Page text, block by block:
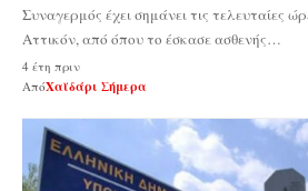
Συναγερμός έχει σημάνει τις τελευταίες
Αττικόν, από όπου το έσκασε ασθενής…
4 έτη πριν
ΑπόΧαϊδάρι Σήμερα